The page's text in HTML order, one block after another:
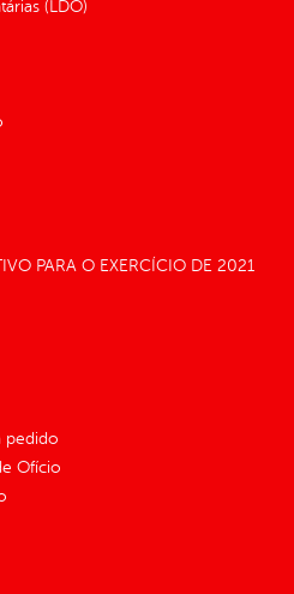
(LDO)
PARA O EXERCÍCIO DE 2021
pedido
Ofício